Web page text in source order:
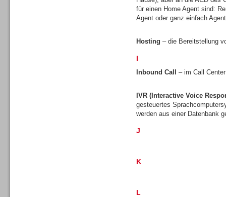
für einen Home Agent sind:
Agent oder ganz einfach
Hosting – die Bereitstellung
I
Inbound Call – im Call
IVR (Interactive Voice
gesteuertes
werden aus einer Datenbank
J
K
L